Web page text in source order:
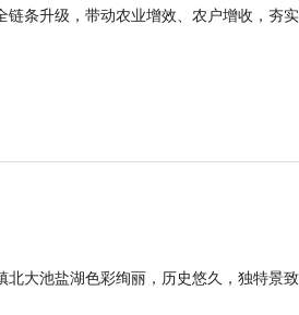
条升级，带动农业增效、农户增收，夯
大池盐湖色彩绚丽，历史悠久，独特景